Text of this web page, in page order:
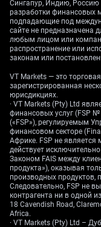
изменения этого
моменты: – DXY
дневная SMA
качестве
политики Феда
Mulai trading
akun live VT
Сингапур, Индию,
разработки финансовых
подпадающие под
сайте не предназначена
любым лицом или
распространение или
законам или
VT Markets — это
зарегистрированная
юрисдикциях.
· VT Markets (Pty) Ltd
финансовых услуг (FSP
(«FSP»), регулируемым
финансовом секторе
Африке. FSP не является
действует
Законом FAIS между
продукта»), оказывая
производных продуктов,
Следовательно, FSP не
контрагента ни в одной
18 Cavendish Road,
Africa.
· VT Markets (Pty) Ltd –